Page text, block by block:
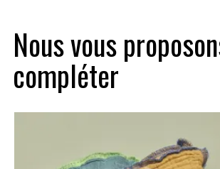
Nous vous
compléter